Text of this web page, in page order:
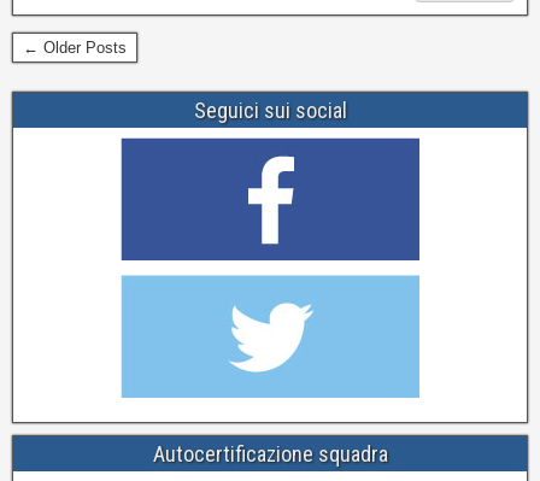
← Older Posts
Seguici sui social
Autocertificazione squadra